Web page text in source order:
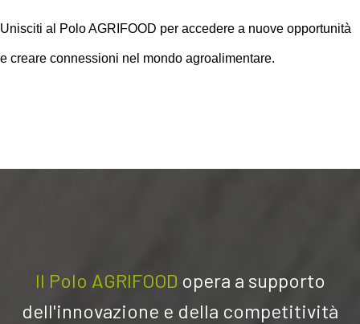
Unisciti al Polo AGRIFOOD per accedere a nuove opportunità
e creare connessioni nel mondo agroalimentare.
Il Polo AGRIFOOD opera a supporto
dell'innovazione e della competitività